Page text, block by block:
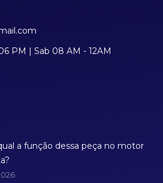
PM | Sab 08 AM - 12AM
a função dessa peça no motor